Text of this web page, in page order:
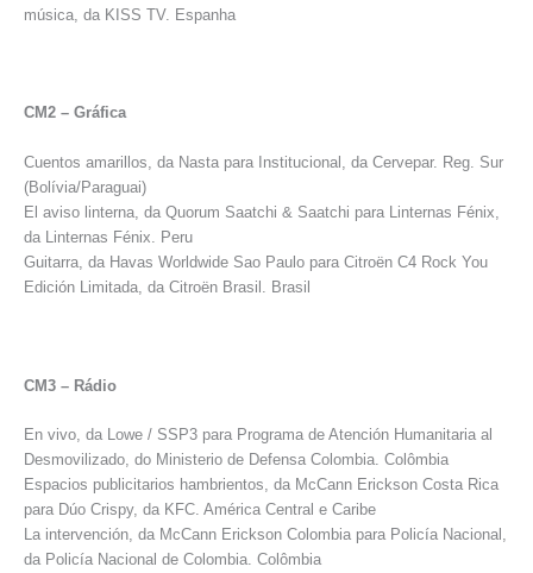
música, da KISS TV. Espanha
CM2 – Gráfica
Cuentos amarillos, da Nasta para Institucional, da Cervepar. Reg. Sur
(Bolívia/Paraguai)
El aviso linterna, da Quorum Saatchi & Saatchi para Linternas Fénix,
da Linternas Fénix. Peru
Guitarra, da Havas Worldwide Sao Paulo para Citroën C4 Rock You
Edición Limitada, da Citroën Brasil. Brasil
CM3 – Rádio
En vivo, da Lowe / SSP3 para Programa de Atención Humanitaria al
Desmovilizado, do Ministerio de Defensa Colombia. Colômbia
Espacios publicitarios hambrientos, da McCann Erickson Costa Rica
para Dúo Crispy, da KFC. América Central e Caribe
La intervención, da McCann Erickson Colombia para Policía Nacional,
da Policía Nacional de Colombia. Colômbia